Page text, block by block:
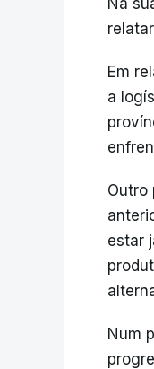
Na
Em
a
Outro
estar
Num